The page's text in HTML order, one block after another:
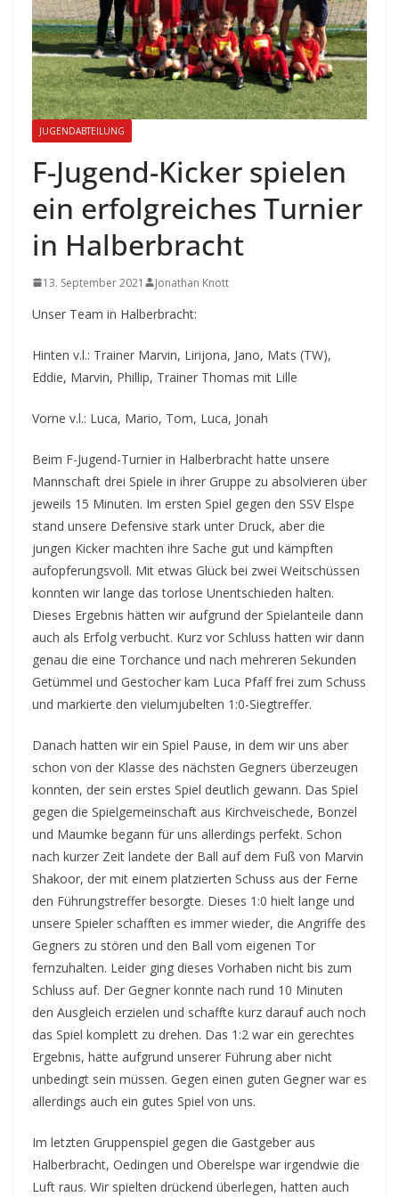
JUGENDABTEILUNG
F-Jugend-Kicker spielen
ein erfolgreiches Turnier
in Halberbracht
13. September 2021 Jonathan Knott
Unser Team in Halberbracht:
Hinten v.l.: Trainer Marvin, Lirijona, Jano, Mats (TW),
Eddie, Marvin, Phillip, Trainer Thomas mit Lille
Vorne v.l.: Luca, Mario, Tom, Luca, Jonah
Beim F-Jugend-Turnier in Halberbracht hatte unsere
Mannschaft drei Spiele in ihrer Gruppe zu absolvieren über
jeweils 15 Minuten. Im ersten Spiel gegen den SSV Elspe
stand unsere Defensive stark unter Druck, aber die
jungen Kicker machten ihre Sache gut und kämpften
aufopferungsvoll. Mit etwas Glück bei zwei Weitschüssen
konnten wir lange das torlose Unentschieden halten.
Dieses Ergebnis hätten wir aufgrund der Spielanteile dann
auch als Erfolg verbucht. Kurz vor Schluss hatten wir dann
genau die eine Torchance und nach mehreren Sekunden
Getümmel und Gestocher kam Luca Pfaff frei zum Schuss
und markierte den vielumjubelten 1:0-Siegtreffer.
Danach hatten wir ein Spiel Pause, in dem wir uns aber
schon von der Klasse des nächsten Gegners überzeugen
konnten, der sein erstes Spiel deutlich gewann. Das Spiel
gegen die Spielgemeinschaft aus Kirchveischede, Bonzel
und Maumke begann für uns allerdings perfekt. Schon
nach kurzer Zeit landete der Ball auf dem Fuß von Marvin
Shakoor, der mit einem platzierten Schuss aus der Ferne
den Führungstreffer besorgte. Dieses 1:0 hielt lange und
unsere Spieler schafften es immer wieder, die Angriffe des
Gegners zu stören und den Ball vom eigenen Tor
fernzuhalten. Leider ging dieses Vorhaben nicht bis zum
Schluss auf. Der Gegner konnte nach rund 10 Minuten
den Ausgleich erzielen und schaffte kurz darauf auch noch
das Spiel komplett zu drehen. Das 1:2 war ein gerechtes
Ergebnis, hätte aufgrund unserer Führung aber nicht
unbedingt sein müssen. Gegen einen guten Gegner war es
allerdings auch ein gutes Spiel von uns.
Im letzten Gruppenspiel gegen die Gastgeber aus
Halberbracht, Oedingen und Oberelspe war irgendwie die
Luft raus. Wir spielten drückend überlegen, hatten auch